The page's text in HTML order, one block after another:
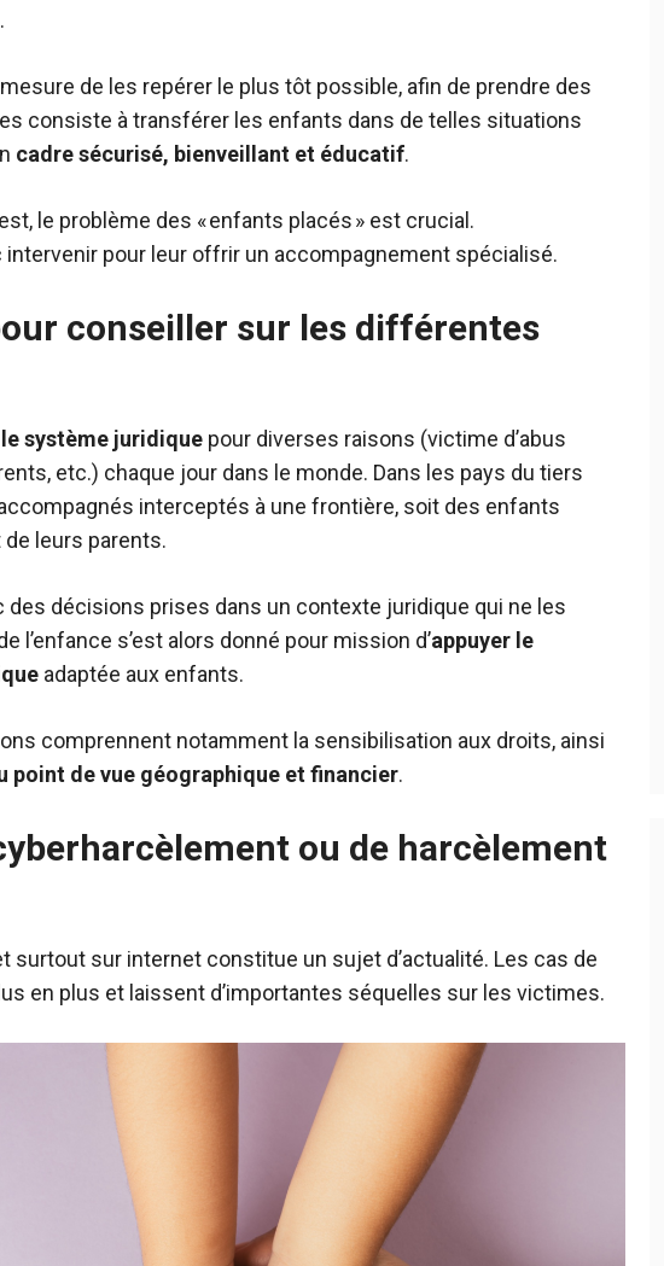
de les repérer le plus tôt possible, afin de prendre des
consiste à transférer les enfants dans de telles situations
cadre sécurisé, bienveillant et éducatif.
le problème des « enfants placés » est crucial.
intervenir pour leur offrir un accompagnement spécialisé.
conseiller sur les différentes
système juridique pour diverses raisons (victime d’abus
etc.) chaque jour dans le monde. Dans les pays du tiers
interceptés à une frontière, soit des enfants
leurs parents.
décisions prises dans un contexte juridique qui ne les
l’enfance s’est alors donné pour mission d’appuyer le
adaptée aux enfants.
comprennent notamment la sensibilisation aux droits, ainsi
point de vue géographique et financier.
ou de harcèlement
surtout sur internet constitue un sujet d’actualité. Les cas de
en plus et laissent d’importantes séquelles sur les victimes.